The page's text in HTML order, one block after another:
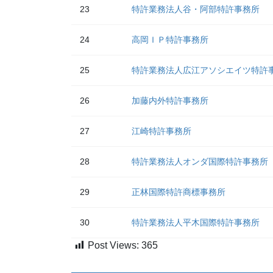
23 特許業務法人谷・阿部特許事務所
24 高岡ＩＰ特許事務所
25 特許業務法人広江アソシエイツ特許
26 加藤内外特許事務所
27 江崎特許事務所
28 特許業務法人オンダ国際特許事務所
29 正林国際特許商標事務所
30 特許業務法人平木国際特許事務所
Post Views: 365